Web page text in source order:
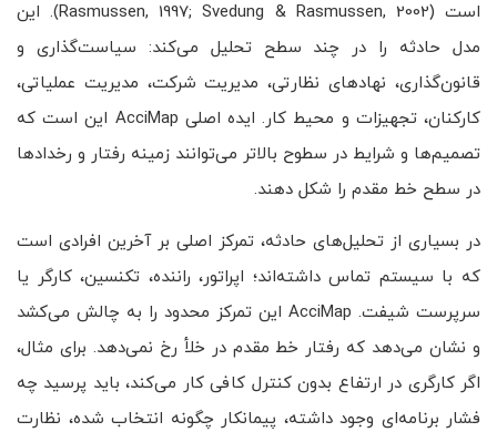
است (Rasmussen, 1997; Svedung & Rasmussen, 2002). این
مدل حادثه را در چند سطح تحلیل می‌کند: سیاست‌گذاری و
قانون‌گذاری، نهادهای نظارتی، مدیریت شرکت، مدیریت عملیاتی،
کارکنان، تجهیزات و محیط کار. ایده اصلی AcciMap این است که
تصمیم‌ها و شرایط در سطوح بالاتر می‌توانند زمینه رفتار و رخدادها
در سطح خط مقدم را شکل دهند.
در بسیاری از تحلیل‌های حادثه، تمرکز اصلی بر آخرین افرادی است
که با سیستم تماس داشته‌اند؛ اپراتور، راننده، تکنسین، کارگر یا
سرپرست شیفت. AcciMap این تمرکز محدود را به چالش می‌کشد
و نشان می‌دهد که رفتار خط مقدم در خلأ رخ نمی‌دهد. برای مثال،
اگر کارگری در ارتفاع بدون کنترل کافی کار می‌کند، باید پرسید چه
فشار برنامه‌ای وجود داشته، پیمانکار چگونه انتخاب شده، نظارت